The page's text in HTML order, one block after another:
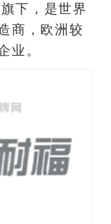
下，是世界
商，欧洲较
业。